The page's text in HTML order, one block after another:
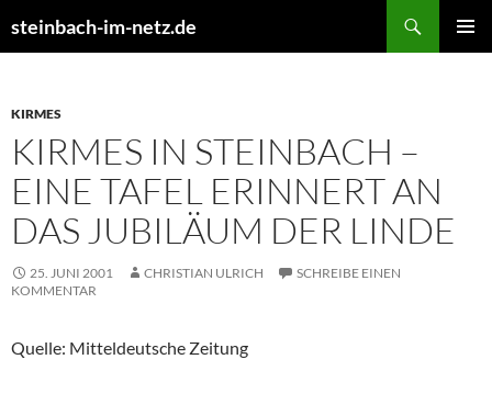
steinbach-im-netz.de
KIRMES
KIRMES IN STEINBACH –
EINE TAFEL ERINNERT AN
DAS JUBILÄUM DER LINDE
25. JUNI 2001 CHRISTIAN ULRICH
SCHREIBE EINEN
KOMMENTAR
Quelle: Mitteldeutsche Zeitung